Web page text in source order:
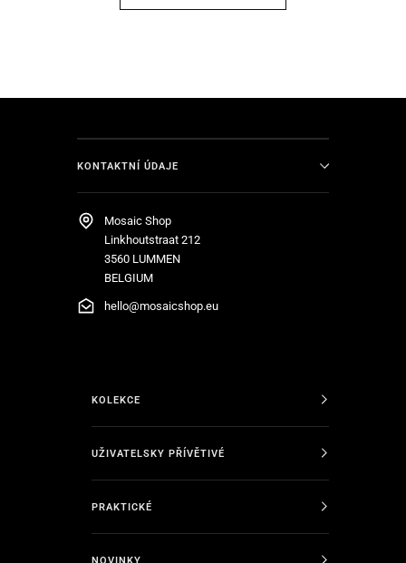
KONTAKTNÍ ÚDAJE
Mosaic Shop
Linkhoutstraat 212
3560 LUMMEN
BELGIUM
hello@mosaicshop.eu
KOLEKCE
UŽIVATELSKY PŘÍVĚTIVÉ
PRAKTICKÉ
NOVINKY